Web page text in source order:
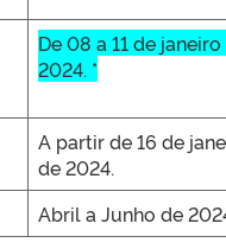
De 08 a 11 de
2024. *
A partir de 16 de
de 2024.
Abril a Junho de